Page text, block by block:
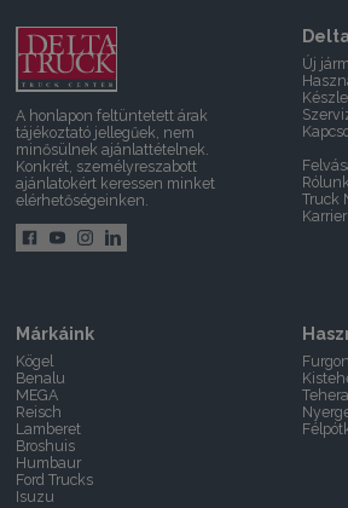
A honlapon feltüntetett árak
tájékoztató jellegűek, nem
minősülnek ajánlattételnek.
Konkrét, személyreszabott
ajánlatokért keressen minket
elérhetőségeinken.
Új
Rólunk
Truck
Karrier
Márkáink
Kögel
Benalu
MEGA
Reisch
Lamberet
Broshuis
Humbaur
Ford Trucks
Isuzu
Furgon